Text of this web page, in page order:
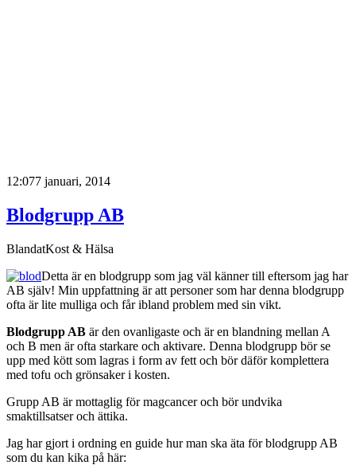
12:077 januari, 2014
Blodgrupp AB
BlandatKost & Hälsa
Detta är en blodgrupp som jag väl känner till eftersom jag har
AB själv! Min uppfattning är att personer som har denna blodgrupp
ofta är lite mulliga och får ibland problem med sin vikt.
Blodgrupp AB är den ovanligaste och är en blandning mellan A
och B men är ofta starkare och aktivare. Denna blodgrupp bör se
upp med kött som lagras i form av fett och bör däför komplettera
med tofu och grönsaker i kosten.
Grupp AB är mottaglig för magcancer och bör undvika
smaktillsatser och ättika.
Jag har gjort i ordning en guide hur man ska äta för blodgrupp AB
som du kan kika på här: